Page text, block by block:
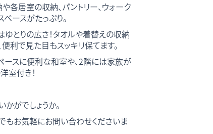
各居室の収納、パントリー、ウォーク
ースがたっぷり。
ゆとりの広さ！タオルや着替えの収納
利で見た目もスッキリ保てます。
ースに便利な和室や、2階には家族が
室付き！
がでしょうか。
もお気軽にお問い合わせくださいま